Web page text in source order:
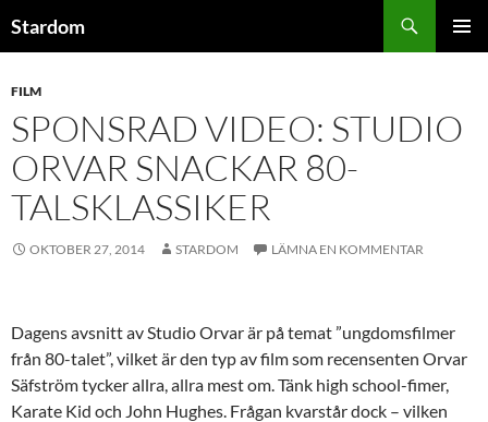
tillStardom
FILM
SPONSRAD VIDEO: STUDIO
ORVAR SNACKAR 80-
TALSKLASSIKER
OKTOBER 27, 2014 STARDOM LÄMNA EN KOMMENTAR
Dagens avsnitt av Studio Orvar är på temat ”ungdomsfilmer
från 80-talet”, vilket är den typ av film som recensenten Orvar
Säfström tycker allra, allra mest om. Tänk high school-fimer,
Karate Kid och John Hughes. Frågan kvarstår dock – vilken